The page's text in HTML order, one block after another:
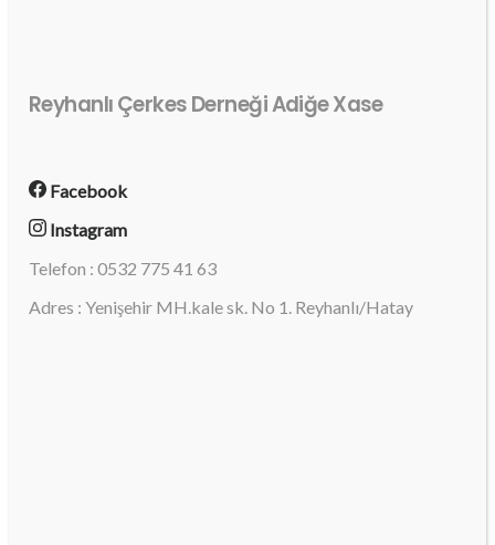
Reyhanlı Çerkes Derneği Adiğe Xase
Facebook
Instagram
Telefon : 0532 775 41 63
Adres : Yenişehir MH.kale sk. No 1. Reyhanlı/Hatay